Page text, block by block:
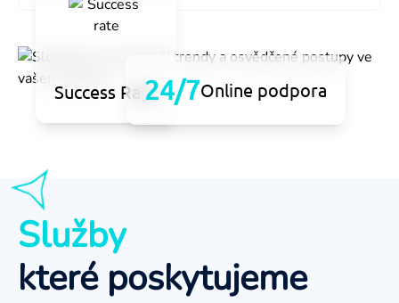
Success Rate24/7Online podpora
Služby
které poskytujeme